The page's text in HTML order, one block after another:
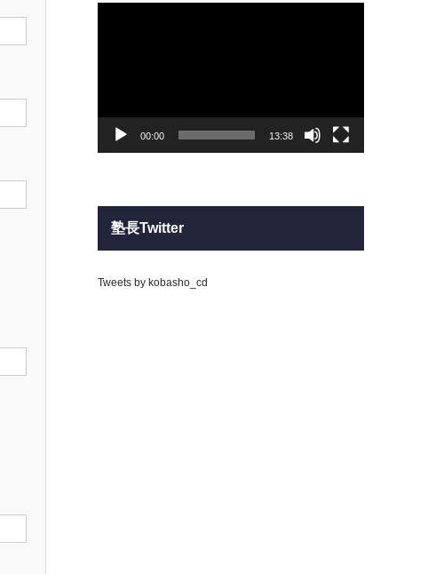
00:00 13:38
塾長Twitter
Tweets by kobasho_cd